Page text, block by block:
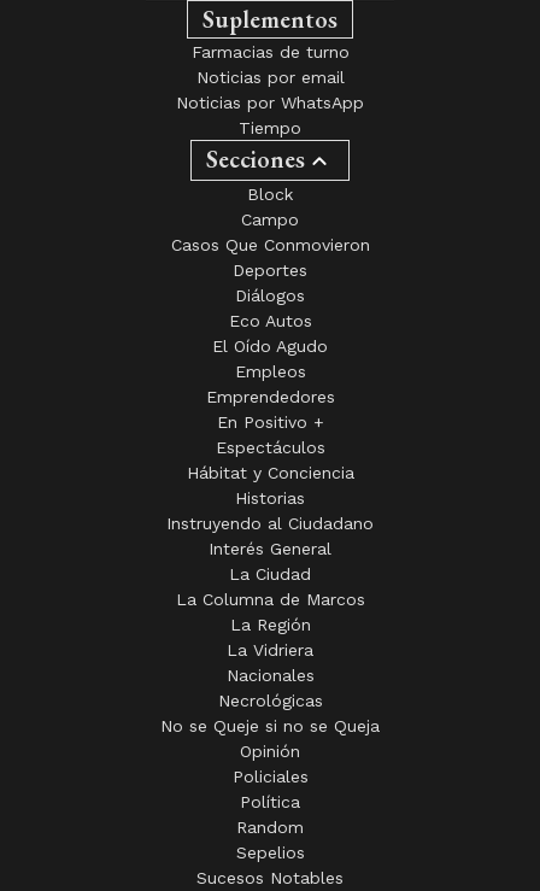
Suplementos
Farmacias de turno
Noticias por email
Noticias por WhatsApp
Tiempo
Secciones
Block
Campo
Casos Que Conmovieron
Deportes
Diálogos
Eco Autos
El Oído Agudo
Empleos
Emprendedores
En Positivo +
Espectáculos
Hábitat y Conciencia
Historias
Instruyendo al Ciudadano
Interés General
La Ciudad
La Columna de Marcos
La Región
La Vidriera
Nacionales
Necrológicas
No se Queje si no se Queja
Opinión
Policiales
Política
Random
Sepelios
Sucesos Notables